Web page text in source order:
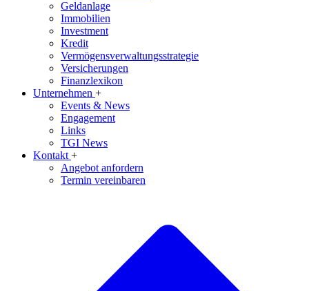
Geldanlage
Immobilien
Investment
Kredit
Vermögensverwaltungsstrategie
Versicherungen
Finanzlexikon
Unternehmen +
Events & News
Engagement
Links
TGI News
Kontakt +
Angebot anfordern
Termin vereinbaren